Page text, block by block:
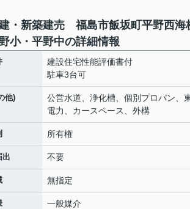
・新築建売 福島市飯坂町平野西海
小・平野中の詳細情報
建設住宅性能評価書付
駐車3台可
他)
公営水道、浄化槽、個別プロパン、
電力、カースペース、外構
所有権
出 不要
無指定
一般媒介